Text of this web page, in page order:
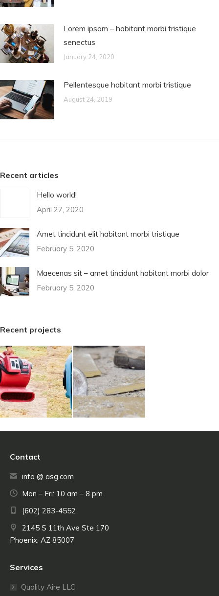
Lorem ipsom – habitant morbi tristique
senectus
January 24, 2020
Pellentesque habitant morbi tristique
August 24, 2019
Recent articles
Hello world!
April 27, 2020
Amet tincidunt elit habitant morbi tristique
February 5, 2020
Maecenas sit – amet tincidunt habitant morbi dolor
February 5, 2020
Recent projects
Contact
info @ asg.com
Mon – Fri: 10 am – 8 pm
(602) 283-4552
2145 S 11th Ave Ste 170
Phoenix, AZ 85007
Services
Quality Aire LLC